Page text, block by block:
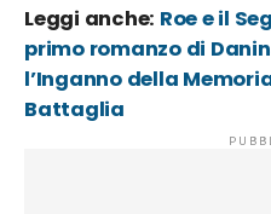
Leggi anche: Roe e il
primo romanzo di
l’Inganno della
Battaglia